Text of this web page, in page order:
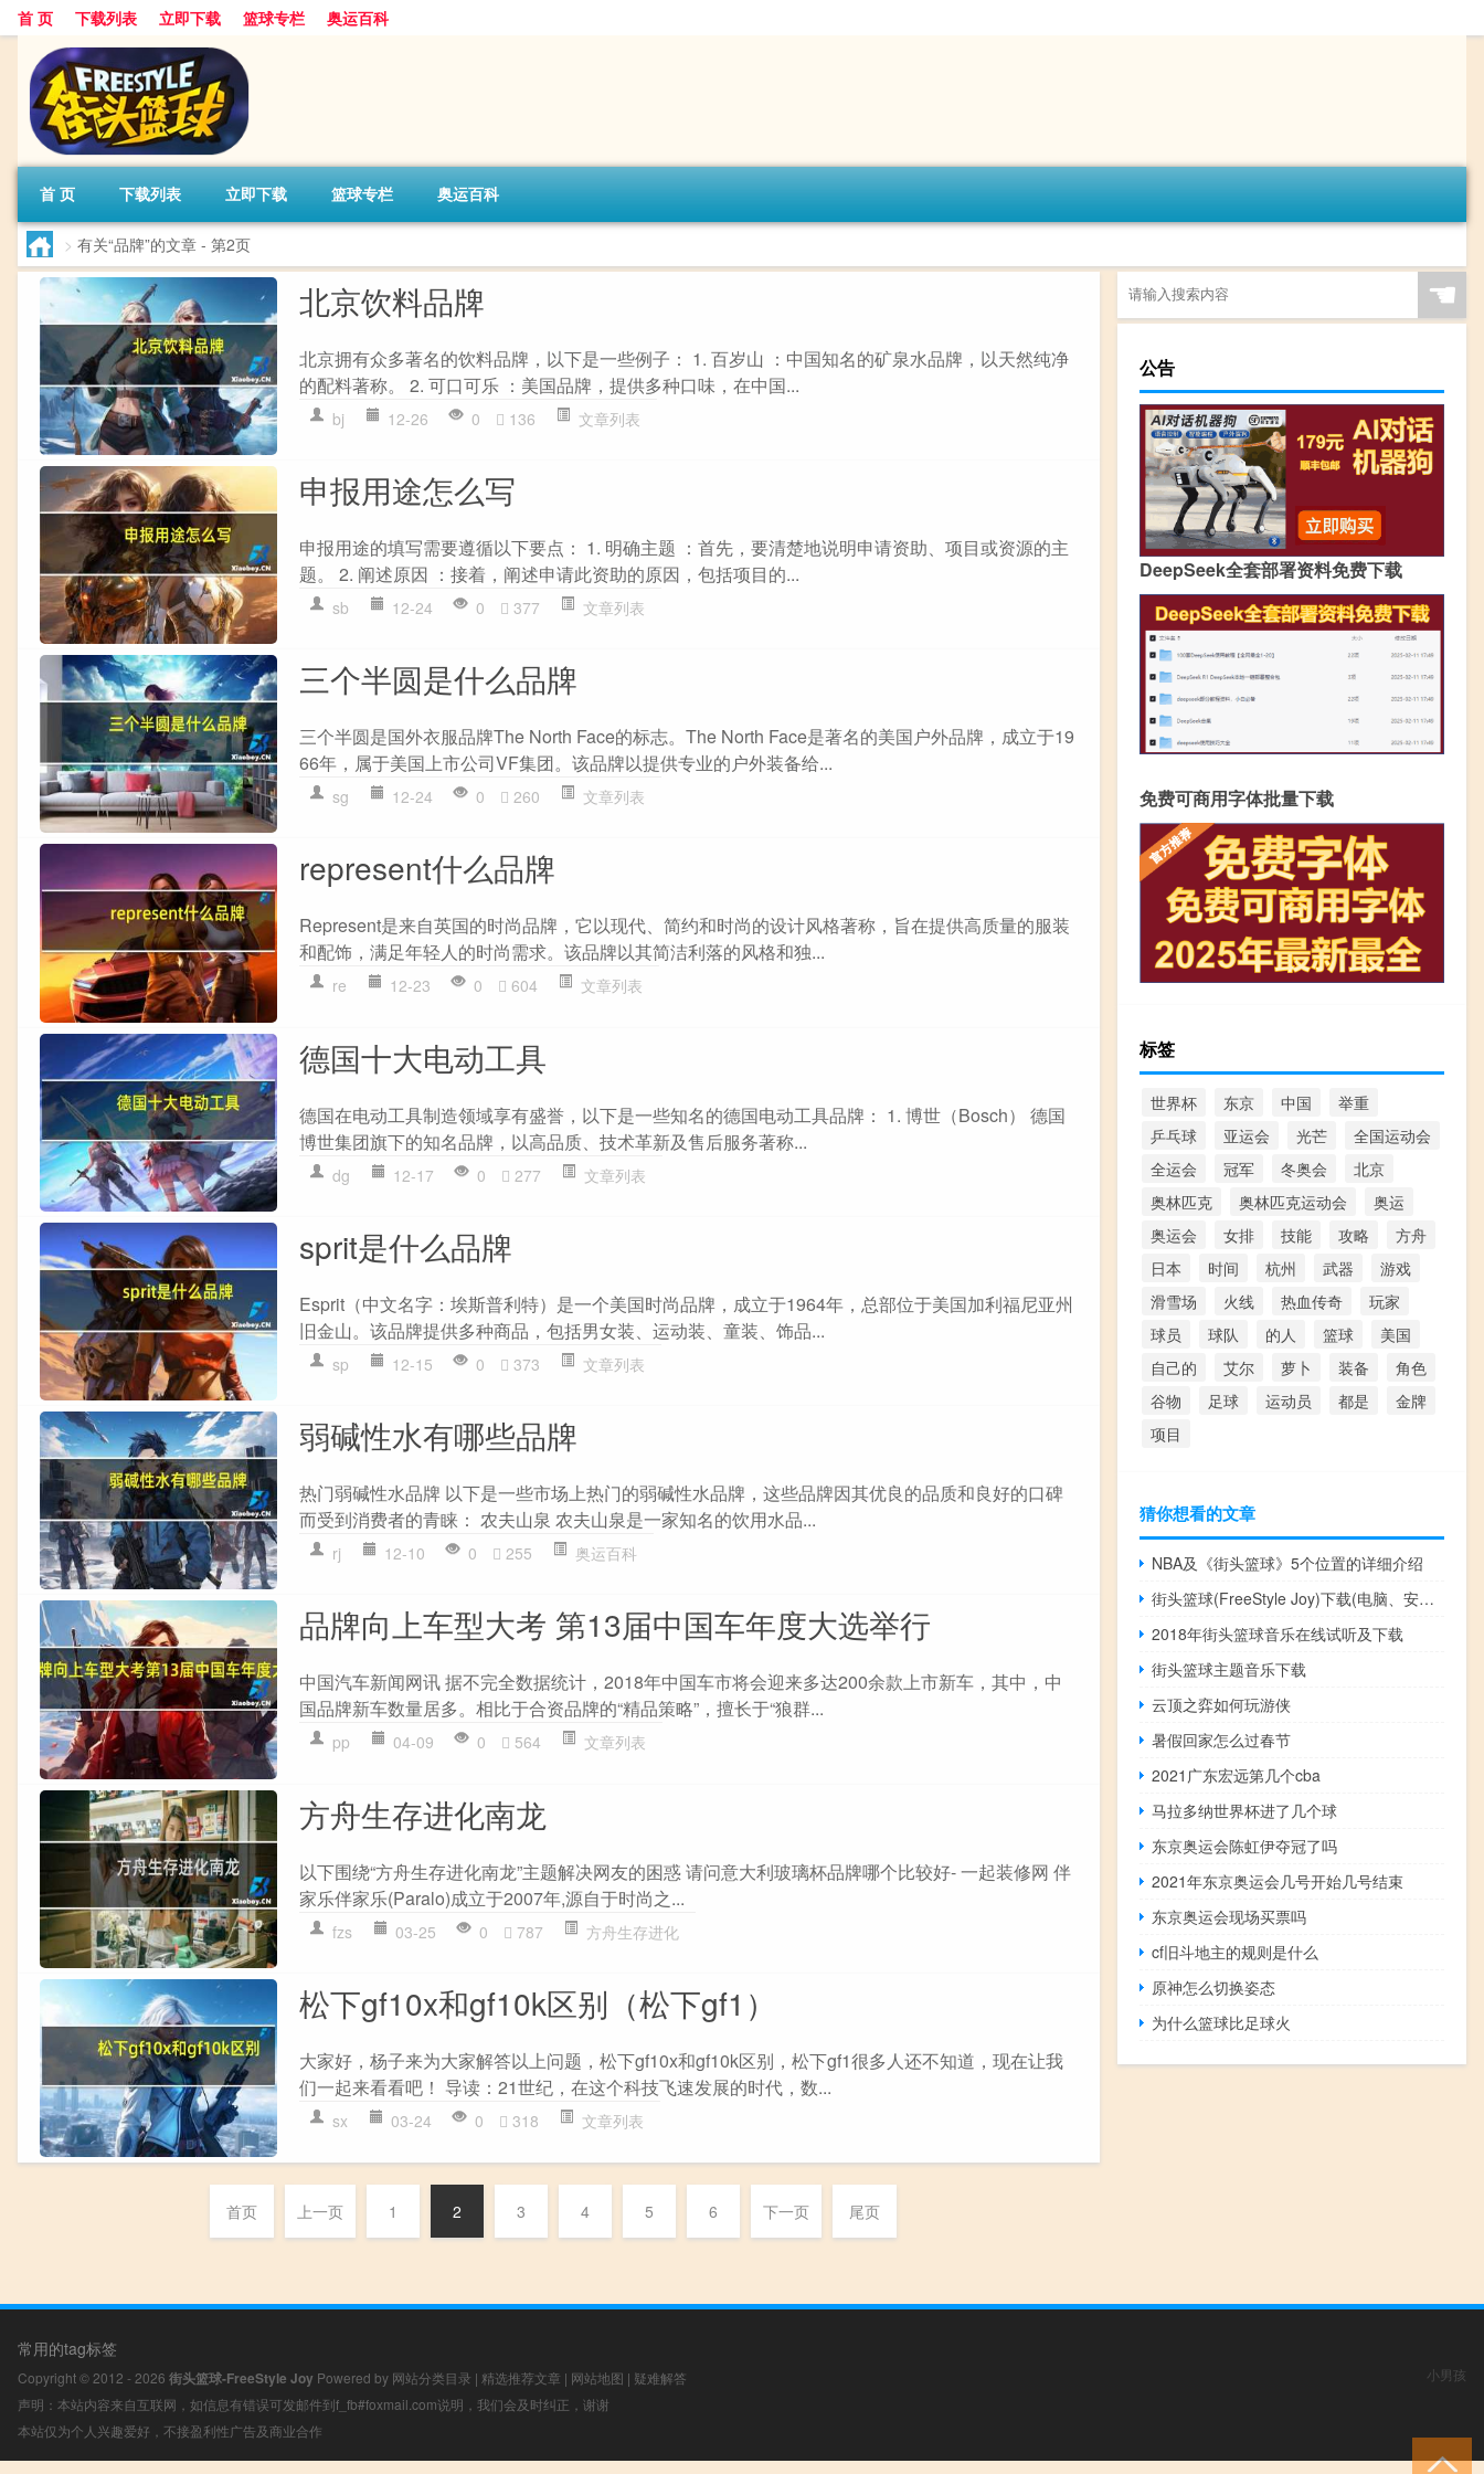
首 页 下载列表 立即下载 篮球专栏 奥运百科
首 页 下载列表 立即下载 篮球专栏 奥运百科
> 有关“品牌”的文章 - 第2页
北京饮料品牌
北京拥有众多著名的饮料品牌，以下是一些例子： 1. 百岁山 ：中国知名的矿泉水品牌，以天然纯净
的配料著称。 2. 可口可乐 ：美国品牌，提供多种口味，在中国...
bj 12-26 0 136 文章列表
申报用途怎么写
申报用途的填写需要遵循以下要点： 1. 明确主题 ：首先，要清楚地说明申请资助、项目或资源的主
题。 2. 阐述原因 ：接着，阐述申请此资助的原因，包括项目的...
sb 12-24 0 377 文章列表
三个半圆是什么品牌
三个半圆是国外衣服品牌The North Face的标志。The North Face是著名的美国户外品牌，成立于19
66年，属于美国上市公司VF集团。该品牌以提供专业的户外装备给...
sg 12-24 0 260 文章列表
represent什么品牌
Represent是来自英国的时尚品牌，它以现代、简约和时尚的设计风格著称，旨在提供高质量的服装
和配饰，满足年轻人的时尚需求。该品牌以其简洁利落的风格和独...
re 12-23 0 604 文章列表
德国十大电动工具
德国在电动工具制造领域享有盛誉，以下是一些知名的德国电动工具品牌： 1. 博世（Bosch） 德国
博世集团旗下的知名品牌，以高品质、技术革新及售后服务著称...
dg 12-17 0 277 文章列表
sprit是什么品牌
Esprit（中文名字：埃斯普利特）是一个美国时尚品牌，成立于1964年，总部位于美国加利福尼亚州
旧金山。该品牌提供多种商品，包括男女装、运动装、童装、饰品...
sp 12-15 0 373 文章列表
弱碱性水有哪些品牌
热门弱碱性水品牌 以下是一些市场上热门的弱碱性水品牌，这些品牌因其优良的品质和良好的口碑
而受到消费者的青睐： 农夫山泉 农夫山泉是一家知名的饮用水品...
rj 12-10 0 255 奥运百科
品牌向上车型大考 第13届中国车年度大选举行
中国汽车新闻网讯 据不完全数据统计，2018年中国车市将会迎来多达200余款上市新车，其中，中
国品牌新车数量居多。相比于合资品牌的“精品策略”，擅长于“狼群...
pp 04-09 0 564 文章列表
方舟生存进化南龙
以下围绕“方舟生存进化南龙”主题解决网友的困惑 请问意大利玻璃杯品牌哪个比较好- 一起装修网 伴
家乐伴家乐(Paralo)成立于2007年,源自于时尚之...
fzs 03-25 0 787 方舟生存进化
松下gf10x和gf10k区别（松下gf1）
大家好，杨子来为大家解答以上问题，松下gf10x和gf10k区别，松下gf1很多人还不知道，现在让我
们一起来看看吧！ 导读：21世纪，在这个科技飞速发展的时代，数...
sx 03-24 0 318 文章列表
首页 上一页 1 2 3 4 5 6 下一页 尾页
☚
公告
DeepSeek全套部署资料免费下载
免费可商用字体批量下载
标签
世界杯 东京 中国
举重
乒乓球
亚运会 光芒
全国运动会
全运会
冠军 冬奥会
北京
奥林匹克
奥林匹克运动会
奥运
奥运会
女排 技能 攻略
方舟
日本
时间 杭州 武器
游戏
滑雪场
火线 热血传奇
玩家
球员
球队 的人 篮球
美国
自己的
艾尔 萝卜 装备
角色
谷物
足球 运动员 都是
金牌
项目
猜你想看的文章
NBA及《街头篮球》5个位置的详细介绍
街头篮球(FreeStyle Joy)下载(电脑、安卓和IOS所有版本)
2018年街头篮球音乐在线试听及下载
街头篮球主题音乐下载
云顶之弈如何玩游侠
暑假回家怎么过春节
2021广东宏远第几个cba
马拉多纳世界杯进了几个球
东京奥运会陈虹伊夺冠了吗
2021年东京奥运会几号开始几号结束
东京奥运会现场买票吗
cf旧斗地主的规则是什么
原神怎么切换姿态
为什么篮球比足球火
常用的tag标签
Copyright © 2012 - 2026 街头篮球-FreeStyle Joy Powered by 网站分类目录 | 精选推荐文章 | 网站地图 | 疑难解答
声明：本站内容来自互联网，如信息有错误可发邮件到f_fb#foxmail.com说明，我们会及时纠正，谢谢
本站仅为个人兴趣爱好，不接盈利性广告及商业合作
小男孩